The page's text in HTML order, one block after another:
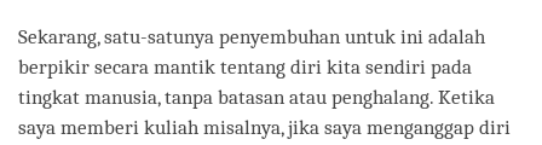
Sekarang, satu-satunya penyembuhan untuk ini adalah
berpikir secara mantik tentang diri kita sendiri pada
tingkat manusia, tanpa batasan atau penghalang. Ketika
saya memberi kuliah misalnya, jika saya menganggap diri